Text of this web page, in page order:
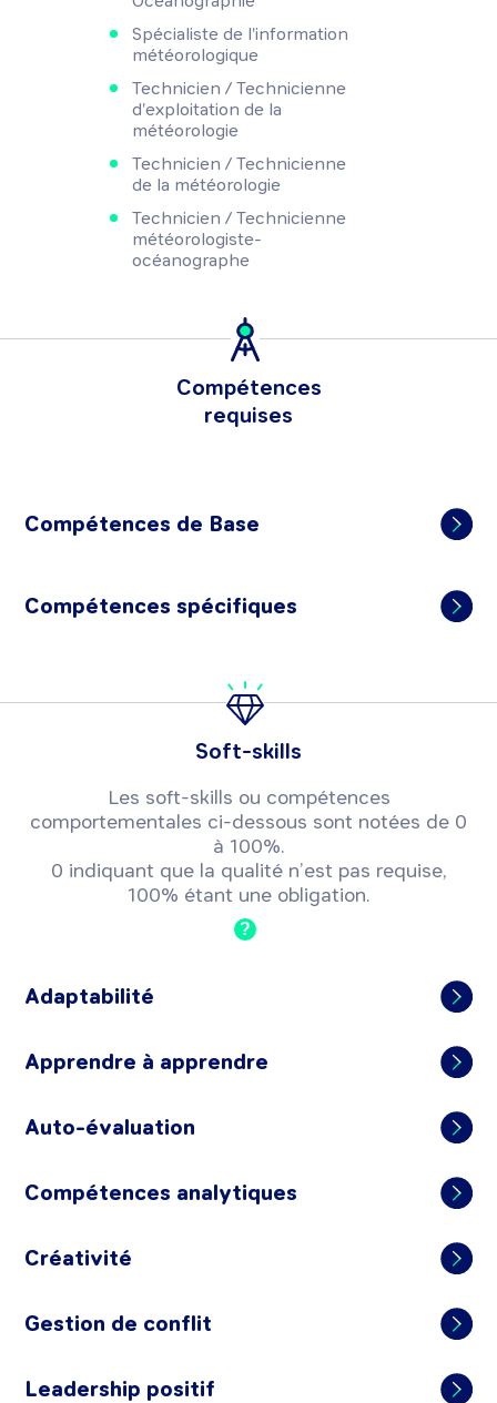
Spécialiste de l'information
météorologique
Technicien / Technicienne
d'exploitation de la
météorologie
Technicien / Technicienne
de la météorologie
Technicien / Technicienne
météorologiste-
océanographe
Compétences
requises
Compétences de Base
Compétences spécifiques
Soft-skills
Les soft-skills ou compétences
comportementales ci-dessous sont notées de 0
à 100%.
0 indiquant que la qualité n’est pas requise,
100% étant une obligation.
?
Adaptabilité
Apprendre à apprendre
Auto-évaluation
Compétences analytiques
Créativité
Gestion de conflit
Leadership positif